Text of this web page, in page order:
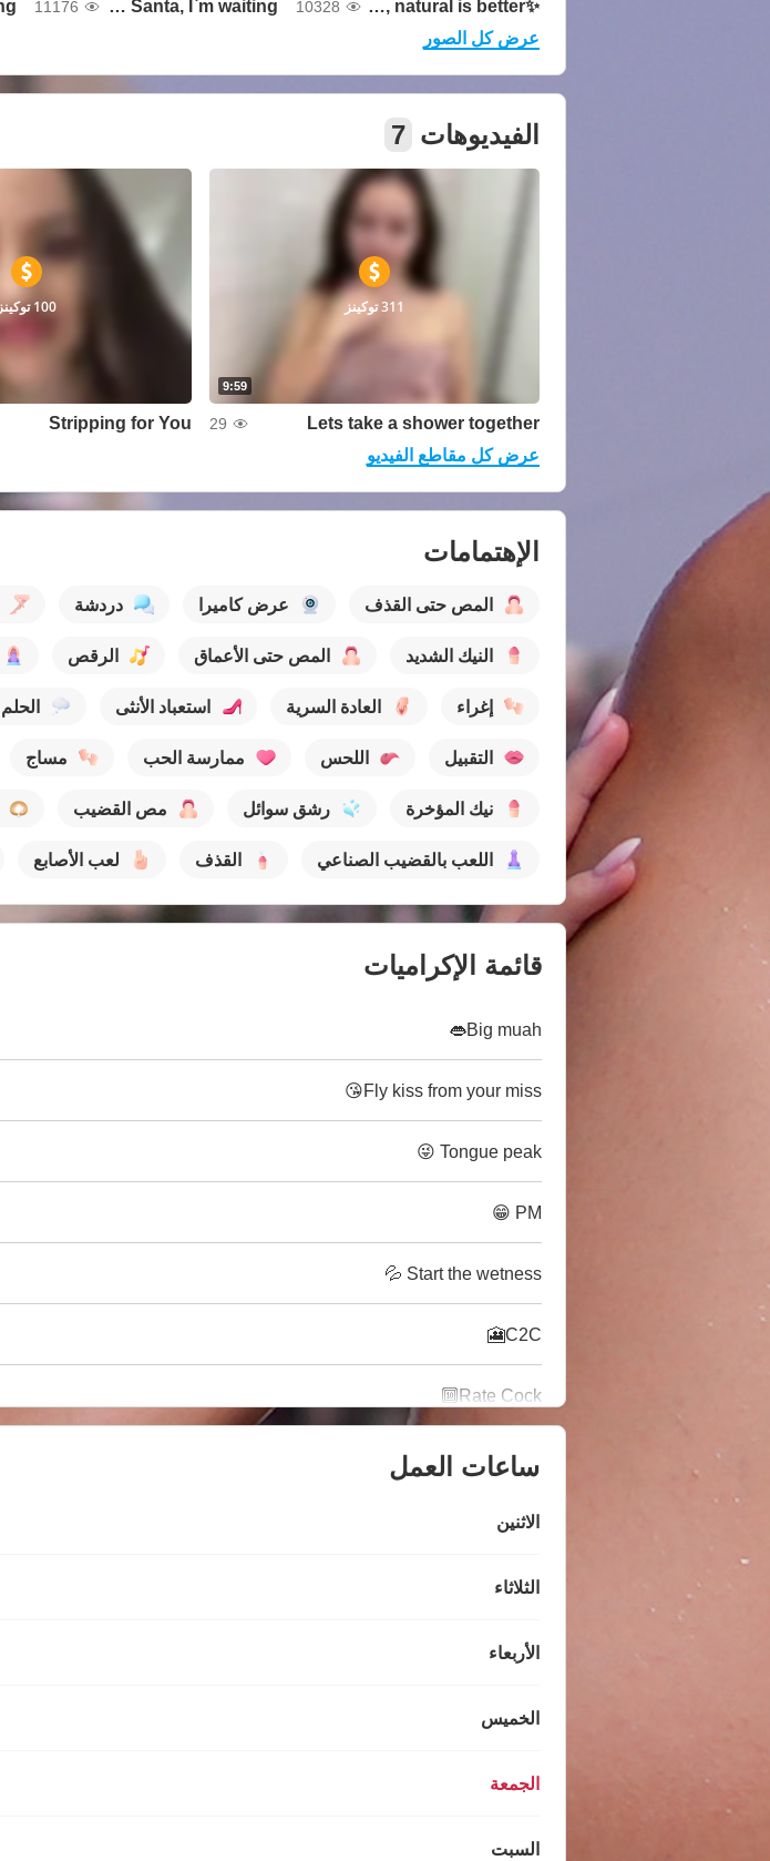
✨No make up for today, natural is better ✨
10328
Dear Santa, I`m waiting 😜🎅
11176
عرض كل الصور
الفيديوهات 7
9:59
311 توكينز
Lets take a shower together
29
100 توكينز
Stripping for You
عرض كل مقاطع الفيديو
الإهتمامات
المص حتى القذف عرض كاميرا دردشة
النيك الشديد المص حتى الأعماق الرقص
إغراء العادة السرية استعباد الأنثى الحلم
التقبيل اللحس ممارسة الحب مساج
نيك المؤخرة رشق سوائل مص القضيب
اللعب بالقضيب الصناعي القذف لعب الأصابع
قائمة الإكراميات
Big muah👄
Fly kiss from your miss😘
Tongue peak 😜
PM 😁
Start the wetness 💦
C2C🎦
Rate Cock🔟
ساعات العمل
الاثنين
الثلاثاء
الأربعاء
الخميس
الجمعة
السبت